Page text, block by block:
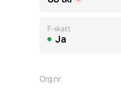
F-skatt
Ja
Org.nr.